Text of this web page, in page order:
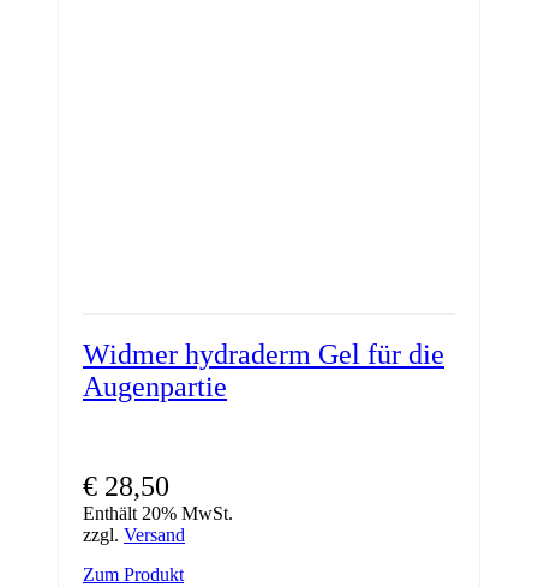
Widmer hydraderm Gel für die
Augenpartie
€ 28,50
Enthält 20% MwSt.
zzgl. Versand
Zum Produkt